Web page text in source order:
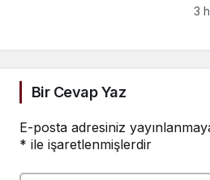
3
Bir Cevap Yaz
E-posta adresiniz
* ile işaretlenmişlerdir